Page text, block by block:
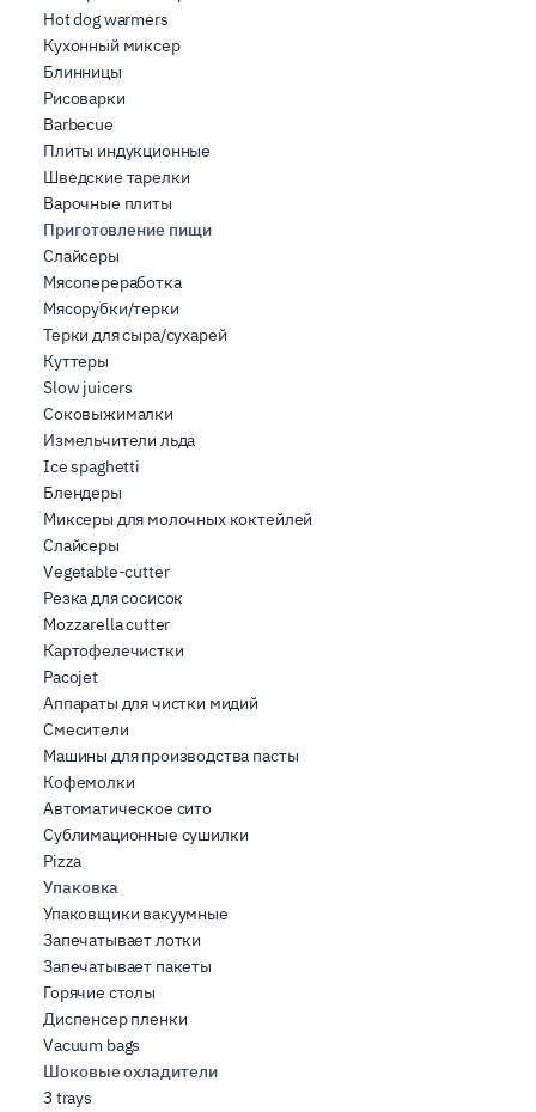
Hot dog warmers
Кухонный миксер
Блинницы
Рисоварки
Barbecue
Плиты индукционные
Шведские тарелки
Варочные плиты
Приготовление пищи
Слайсеры
Мясопереработка
Мясорубки/терки
Терки для сыра/сухарей
Куттеры
Slow juicers
Соковыжималки
Измельчители льда
Ice spaghetti
Блендеры
Миксеры для молочных коктейлей
Слайсеры
Vegetable-cutter
Резка для сосисок
Mozzarella cutter
Картофелечистки
Pacojet
Аппараты для чистки мидий
Смесители
Машины для производства пасты
Кофемолки
Автоматическое сито
Сублимационные сушилки
Pizza
Упаковка
Упаковщики вакуумные
Запечатывает лотки
Запечатывает пакеты
Горячие столы
Диспенсер пленки
Vacuum bags
Шоковые охладители
3 trays